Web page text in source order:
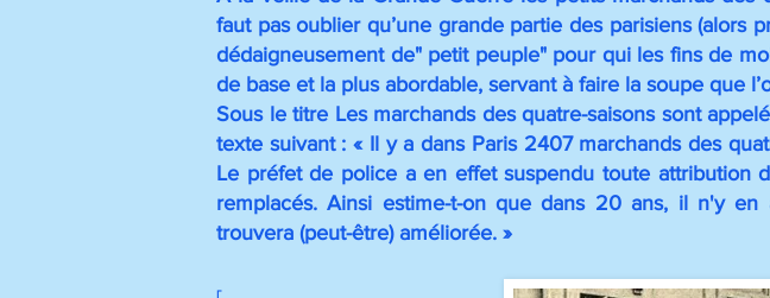
faut pas oublier qu’une grande partie des parisiens (alors
dédaigneusement de" petit peuple" pour qui les fins de
de base et la plus abordable, servant à faire la soupe que
Sous le titre Les marchands des quatre-saisons sont
texte suivant : « Il y a dans Paris 2407 marchands des
Le préfet de police a en effet suspendu toute attribution
remplacés. Ainsi estime-t-on que dans 20 ans, il n'y
trouvera (peut-être) améliorée. »